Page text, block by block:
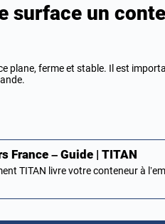
surface un
plane, ferme et stable. Il est
France – Guide | TITAN
TITAN livre votre conteneur à